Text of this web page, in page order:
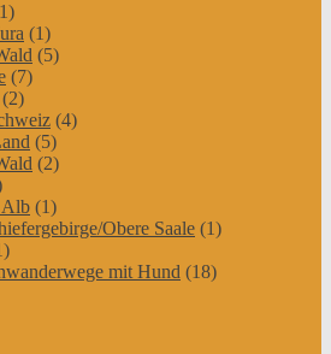
(1)
(5)
(7)
(2)
(4)
(5)
(2)
Alb (1)
Obere Saale (1)
mit Hund (18)